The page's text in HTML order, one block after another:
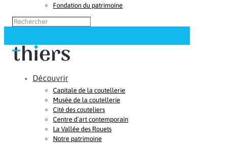
Fondation du patrimoine
Découvrir
Capitale de la coutellerie
Musée de la coutellerie
Cité des couteliers
Centre d’art contemporain
La Vallée des Rouets
Notre patrimoine